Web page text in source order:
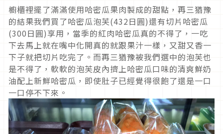
櫥櫃裡擺了滿滿使用哈密瓜果肉製成的甜點，再三猶豫
的結果我們買了哈密瓜泡芙(432日圓)還有切片哈密瓜
(300日圓)享用，當季的紅肉哈密瓜真的不得了，一吃
下去馬上就在嘴中化開真的就跟果汁一樣，又甜又香一
下子就把切片吃完了。而再三猶豫被我們選中的泡芙也
是不得了，軟軟的泡芙皮內擠上哈密瓜口味的清爽鮮奶
油配上新鮮哈密瓜，即使肚子已經覺得很飽了還是一口
一口停不下來。